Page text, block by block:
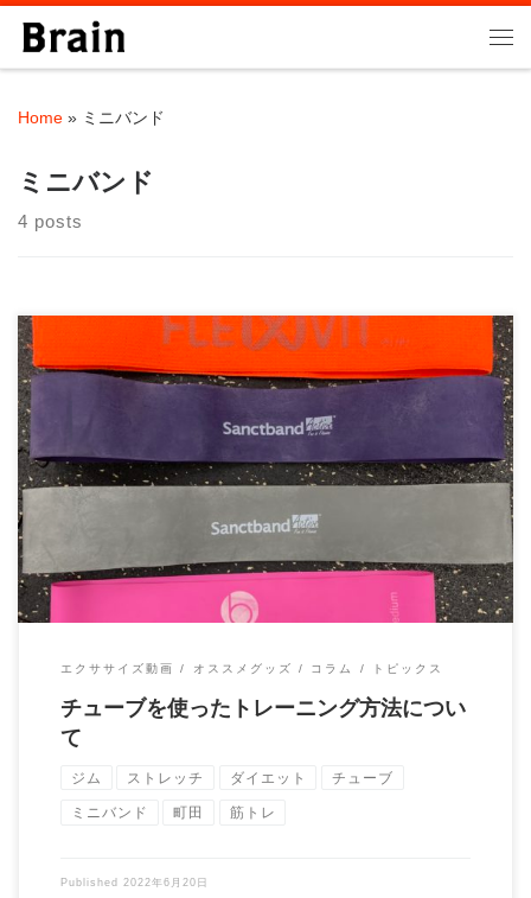
Skip to content
Home » ミニバンド
ミニバンド
4 posts
チューブトレーニングはゴムチューブを使ったトレーニング方法
です。 チューブトレーニングはトレーニング […]
エクササイズ動画 オススメグッズ コラム トピックス
チューブを使ったトレーニング方法につい
て
ジム ストレッチ ダイエット チューブ
ミニバンド 町田 筋トレ
Published 2022年6月20日